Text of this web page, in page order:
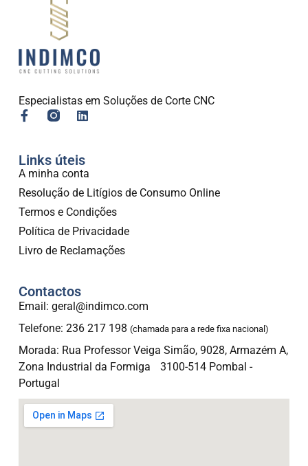
Especialistas em Soluções de Corte CNC
Links úteis
A minha conta
Resolução de Litígios de Consumo Online
Termos e Condições
Política de Privacidade
Livro de Reclamações
Contactos
Email: geral@indimco.com
Telefone: 236 217 198 (chamada para a rede fixa nacional)
Morada: Rua Professor Veiga Simão, 9028, Armazém A,
Zona Industrial da Formiga 3100-514 Pombal -
Portugal